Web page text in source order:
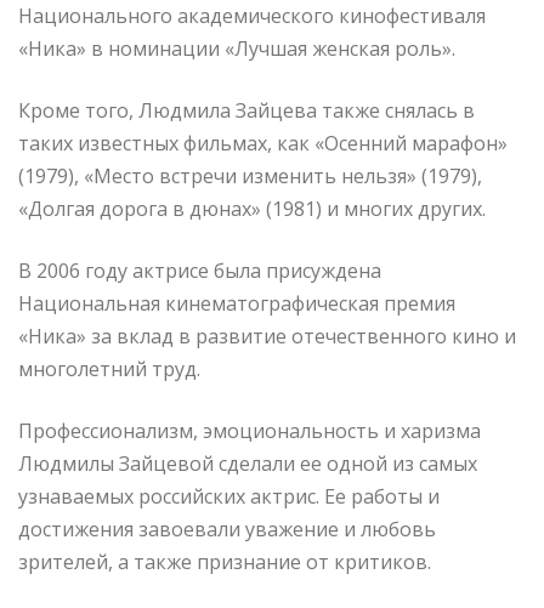
Национального академического кинофестиваля
«Ника» в номинации «Лучшая женская роль».
Кроме того, Людмила Зайцева также снялась в
таких известных фильмах, как «Осенний марафон»
(1979), «Место встречи изменить нельзя» (1979),
«Долгая дорога в дюнах» (1981) и многих других.
В 2006 году актрисе была присуждена
Национальная кинематографическая премия
«Ника» за вклад в развитие отечественного кино и
многолетний труд.
Профессионализм, эмоциональность и харизма
Людмилы Зайцевой сделали ее одной из самых
узнаваемых российских актрис. Ее работы и
достижения завоевали уважение и любовь
зрителей, а также признание от критиков.